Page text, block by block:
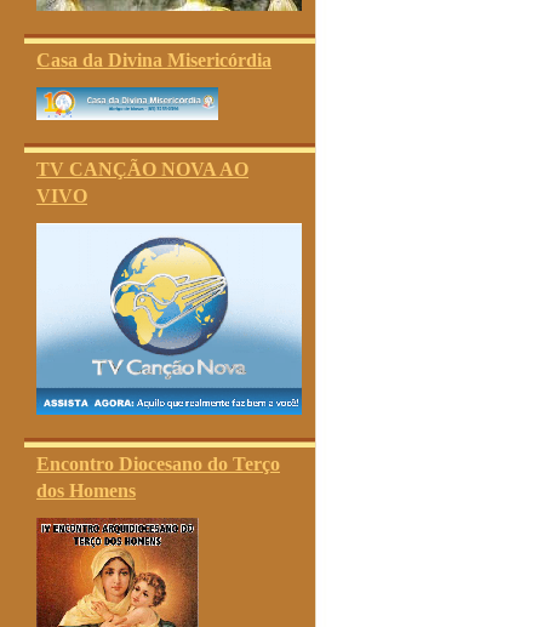
Casa da Divina Misericórdia
TV CANÇÃO NOVA AO
VIVO
Encontro Diocesano do Terço
dos Homens